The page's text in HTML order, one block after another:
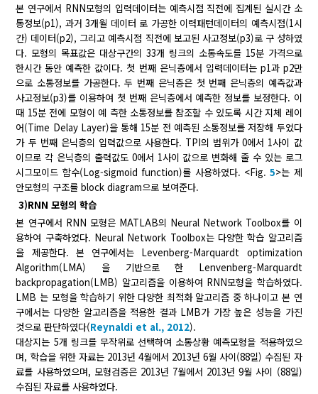
본 연구에서 RNN모형의 입력데이터는 예측시점 직전에 집계된 실시간 소
통정보(p1), 과거 3개월 데이터 로 가공한 이력패턴데이터의 예측시점(1시
간) 데이터(p2), 그리고 예측시점 직전에 보고된 사고정보(p3)로 구 성하였
다. 모형의 목표값은 대상구간의 33개 링크의 소통속도를 15분 가격으로
한시간 동안 예측한 값이다. 첫 번째 은닉층에서 입력데이터는 p1과 p2만
으로 소통정보를 가공한다. 두 번째 은닉층은 첫 번째 은닉층의 예측값과
사고정보(p3)를 이용하여 첫 번째 은닉층에서 예측한 정보를 보정한다. 이
때 15분 전에 모형이 예 측한 소통정보를 참조할 수 있도록 시간 지체 레이
어(Time Delay Layer)을 통해 15분 전 예측된 소통정보를 저장해 두었다
가 두 번째 은닉층의 입력값으로 사용한다. TPI의 범위가 0에서 1사이 값
이므로 각 은닉층의 출력값도 0에서 1사이 값으로 변화해 줄 수 있는 로그
시그모이드 함수(Log-sigmoid function)를 사용하였다. <Fig.5>는 제
안모형의 구조를 block diagram으로 보여준다.
3)RNN 모형의 학습
본 연구에서 RNN 모형은 MATLAB의 Neural Network Toolbox를 이
용하여 구축하였다. Neural Network Toolbox는 다양한 학습 알고리즘
을 제공한다. 본 연구에서는 Levenberg-Marquardt optimization
Algorithm(LMA) 을 기반으로 한 Lenvenberg-Marquardt
backpropagation(LMB) 알고리즘을 이용하여 RNN모형을 학습하였다.
LMB 는 모형을 학습하기 위한 다양한 최적화 알고리즘 중 하나이고 본 연
구에서는 다양한 알고리즘을 적용한 결과 LMB가 가장 높은 성능을 가진
것으로 판단하였다(Reynaldi et al., 2012).
대상지는 5개 링크를 무작위로 선택하여 소통상황 예측모형을 적용하였으
며, 학습을 위한 자료는 2013년 4월에서 2013년 6월 사이(88일) 수집된 자
료를 사용하였으며, 모형검증은 2013년 7월에서 2013년 9월 사이 (88일)
수집된 자료를 사용하였다.